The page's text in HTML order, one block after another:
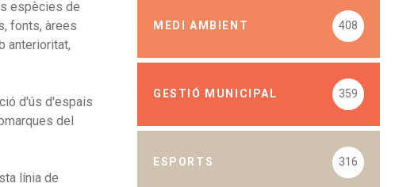
espècies de
fonts, àrees
anterioritat,
d'ús d'espais
del
línia de
MEDI AMBIENT 408
GESTIÓ MUNICIPAL 359
ESPORTS 316